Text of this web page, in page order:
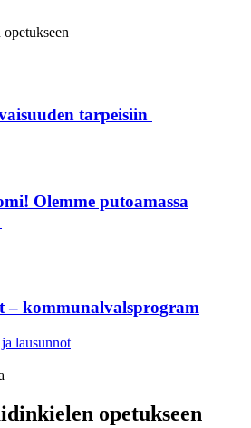
tarpeisiin
Olemme putoamassa
– kommunalvalsprogram
lausunnot
opetukseen